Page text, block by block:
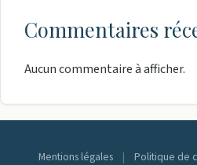
Commentaires
Aucun commentaire à afficher.
Mentions légales | Politique de